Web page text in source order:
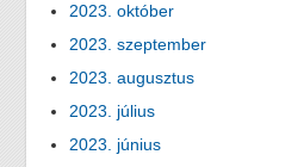
2023. október
2023. szeptember
2023. augusztus
2023. július
2023. június